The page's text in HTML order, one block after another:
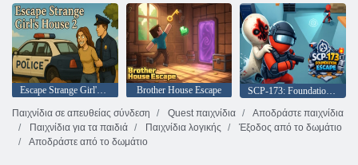
Escape Strange Girl's House 2 Brother House Escape
SCP-173: Foundation Escape
Παιχνίδια σε απευθείας σύνδεση
Quest παιχνίδια
Αποδράστε παιχνίδια
Παιχνίδια για τα παιδιά
Παιχνίδια λογικής
Έξοδος από το δωμάτιο
Αποδράστε από το δωμάτιο